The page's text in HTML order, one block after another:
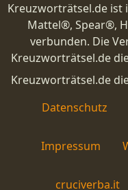
Kreuzworträtsel.de ist
Mattel®, Spear®,
verbunden. Die
Kreuzworträtsel.de
Kreuzworträtsel.de
Datenschutz
Impressum
cruciverba.it